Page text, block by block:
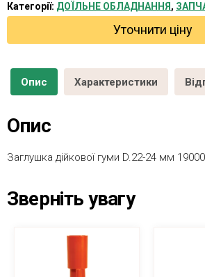
Категорії: ДОЇЛЬНЕ ОБЛАДНАННЯ ,
Уточнити ціну
Опис Характеристики
Опис
Заглушка дійкової гуми D.22-24 мм
Зверніть увагу